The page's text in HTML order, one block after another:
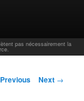
pas nécessairement la
navigation
Previous Next →